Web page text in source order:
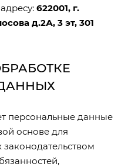
622001, г.
д.2А, 3 эт, 301
персональные данные
основе для